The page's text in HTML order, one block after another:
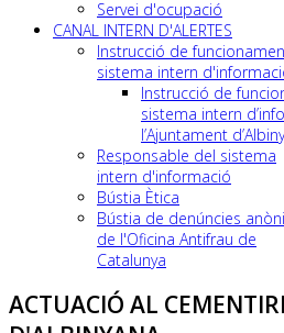
Servei d'ocupació
CANAL INTERN D'ALERTES
Instrucció de
sistema intern
Instrucció de
sistema intern
l’Ajuntament
Responsable del sistema
intern d'informació
Bústia Ètica
Bústia de denúncies
de l'Oficina Antifrau de
Catalunya
ACTUACIÓ AL